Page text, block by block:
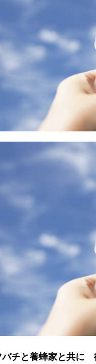
バチと養蜂家と共に